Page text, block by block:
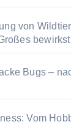
von
bewirkst
Bugs –
Vom